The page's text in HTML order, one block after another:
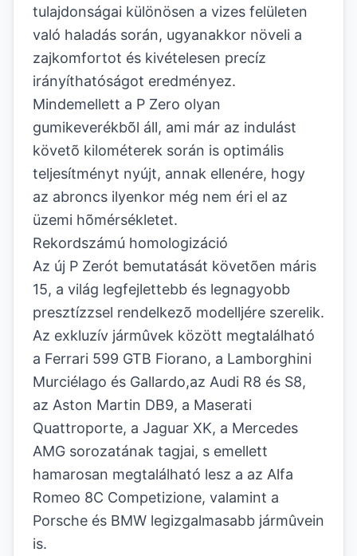
tulajdonságai különösen a vizes felületen
való haladás során, ugyanakkor növeli a
zajkomfortot és kivételesen precíz
irányíthatóságot eredményez.
Mindemellett a P Zero olyan
gumikeverékbõl áll, ami már az indulást
követõ kilométerek során is optimális
teljesítményt nyújt, annak ellenére, hogy
az abroncs ilyenkor még nem éri el az
üzemi hõmérsékletet.
Rekordszámú homologizáció
Az új P Zerót bemutatását követõen máris
15, a világ legfejlettebb és legnagyobb
presztízzsel rendelkezõ modelljére szerelik.
Az exkluzív jármûvek között megtalálható
a Ferrari 599 GTB Fiorano, a Lamborghini
Murciélago és Gallardo,az Audi R8 és S8,
az Aston Martin DB9, a Maserati
Quattroporte, a Jaguar XK, a Mercedes
AMG sorozatának tagjai, s emellett
hamarosan megtalálható lesz a az Alfa
Romeo 8C Competizione, valamint a
Porsche és BMW legizgalmasabb jármûvein
is.